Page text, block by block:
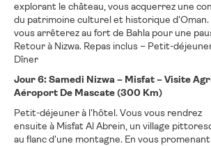
explorant le château, vous acquerrez une
du patrimoine culturel et historique d'Oman.
vous arrêterez au fort de Bahla pour une
Retour à Nizwa. Repas inclus – Petit-
Dîner
Jour 6: Samedi Nizwa – Misfat – Visite
Aéroport De Mascate (300 Km)
Petit-déjeuner à l'hôtel. Vous vous rendrez
ensuite à Misfat Al Abrein, un village
au flanc d'une montagne. En vous